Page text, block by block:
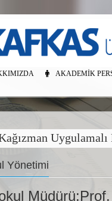
AKADEMIK
Yönetimi